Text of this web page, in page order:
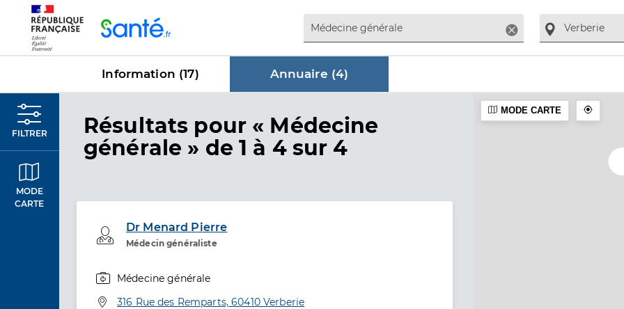
Supprimer
Information (17) Annuaire (4)
FILTRER
MODE
CARTE
Résultats dans Annuaire
pour « Médecine
générale » de 1 à 4 sur 4
Dr Menard Pierre
Médecin généraliste
Professionel de santé
Médecine générale
Adresse
316 Rue des Remparts, 60410 Verberie
MODE CARTE
Panneau de gestion des cookies